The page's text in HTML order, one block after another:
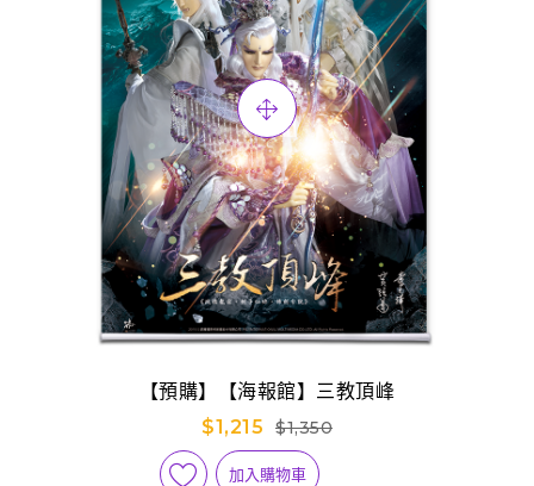
【預購】【海報館】三教頂峰
$1,215
$1,350
加入購物車